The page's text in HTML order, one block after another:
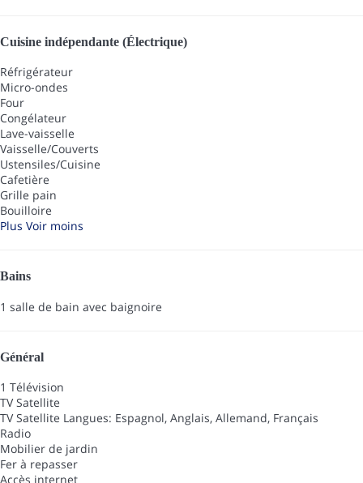
Cuisine indépendante (Électrique)
Réfrigérateur
Micro-ondes
Four
Congélateur
Lave-vaisselle
Vaisselle/Couverts
Ustensiles/Cuisine
Cafetière
Grille pain
Bouilloire
Plus Voir moins
Bains
1 salle de bain avec baignoire
Général
1 Télévision
TV Satellite
TV Satellite Langues: Espagnol, Anglais, Allemand, Français
Radio
Mobilier de jardin
Fer à repasser
Accès internet